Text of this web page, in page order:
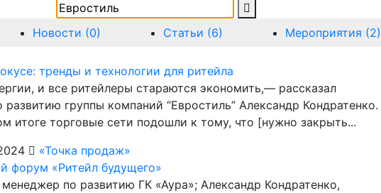
тренды и технологии для ритейла
и все ритейлеры стараются экономить,— рассказал
развитию группы компаний “Евростиль” Александр Кондратенко.
итоге торговые сети подошли к тому, что [нужно закрыть...
«Точка продаж»
форум «Ритейл будущего»
по развитию ГК «Аура»; Александр Кондратенко,
Новости (0) Статьи (6) Мероприятия (2)